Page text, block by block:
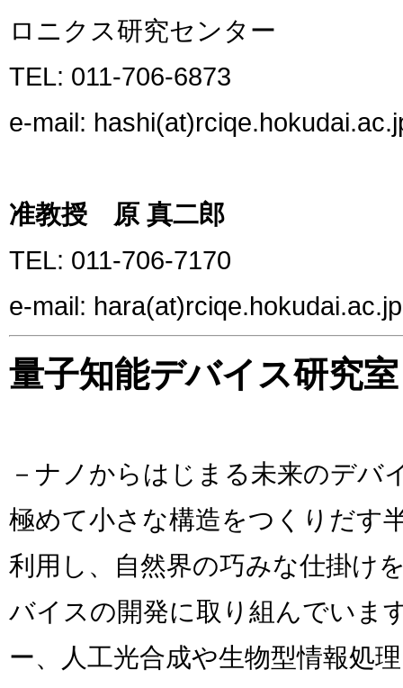
ロニクス研究センター
TEL: 011-706-6873
e-mail:
准教授 原 真二郎
TEL: 011-706-7170
e-mail: hara(at)rciqe.hokudai.ac.jp
量子知能デバイス研究室
－ナノからはじまる未来のデバ
極めて小さな構造をつくりだす
利用し、自然界の巧みな仕掛け
バイスの開発に取り組んでいま
ー、人工光合成や生物型情報処